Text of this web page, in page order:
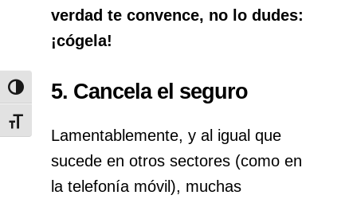
Alternar alto contraste
Alternar tamaño de letra
verdad te convence, no lo dudes:
¡cógela!
5. Cancela el seguro
Lamentablemente, y al igual que
sucede en otros sectores (como en
la telefonía móvil), muchas